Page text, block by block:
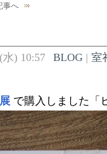
事へ
水) 10:57 BLOG| 室
で購入しました「